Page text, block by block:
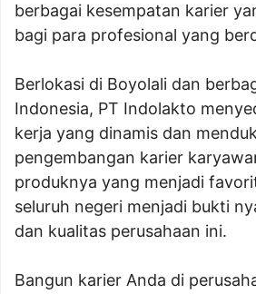
berbagai kesempatan karier
bagi para profesional yang
Berlokasi di Boyolali dan
Indonesia, PT Indolakto
kerja yang dinamis dan
pengembangan karier
produknya yang menjadi
seluruh negeri menjadi bukti
dan kualitas perusahaan ini.
Bangun karier Anda di